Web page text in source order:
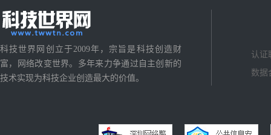
科技世界网创立于2009年，宗旨是科技创造财
富，网络改变世界。多年来力争通过自主创新的
技术实现为科技企业创造最大的价值。
认证
数据